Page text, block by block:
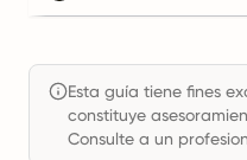
Esta guía tiene fines
constituye
Consulte a un